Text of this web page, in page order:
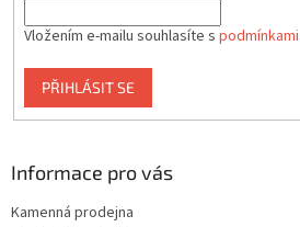
Vložením e-mailu souhlasíte s
PŘIHLÁSIT SE
Informace pro vás
Kamenná prodejna